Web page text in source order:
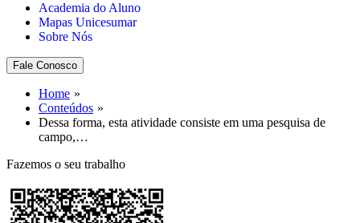
Academia do Aluno
Mapas Unicesumar
Sobre Nós
Fale Conosco
Home
Conteúdos
Dessa forma, esta atividade consiste em uma pesquisa de
campo,…
Fazemos o seu trabalho